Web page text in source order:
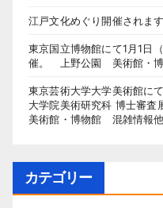
江戸文化めぐり開催されま
東京国立博物館にて1月1日
催。 上野公園 美術館・
東京芸術大学大学美術館に
大学院美術研究科 博士審
美術館・博物館 混雑情報他
カテゴリー